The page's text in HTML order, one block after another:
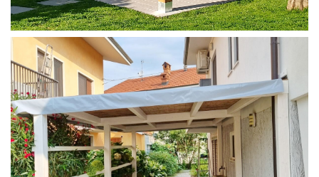
PERGOLA 4X4